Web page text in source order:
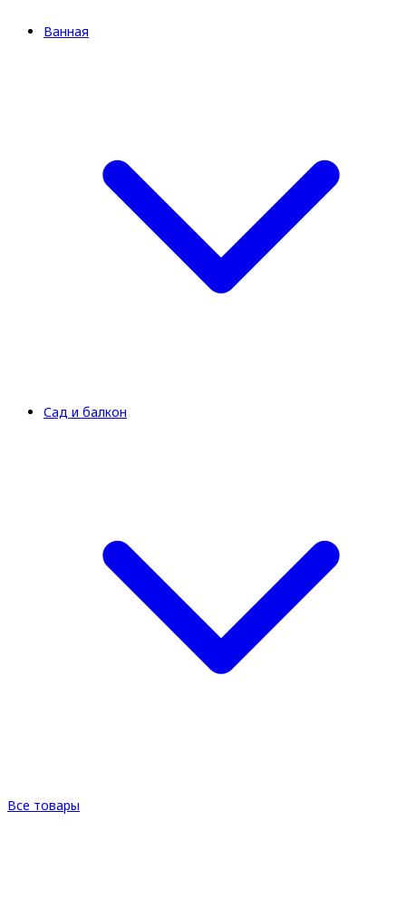
Ванная
Сад и балкон
Все товары